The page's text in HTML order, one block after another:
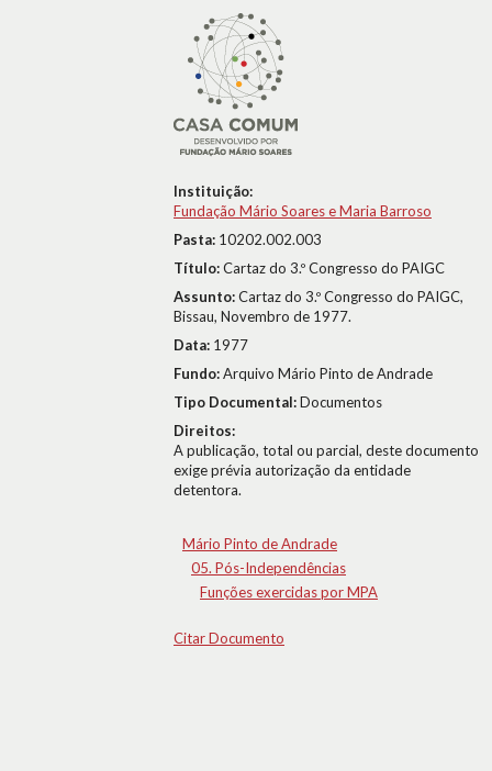
Instituição:
Fundação Mário Soares e Maria Barroso
Pasta: 10202.002.003
Título:Cartaz do 3.º Congresso do PAIGC
Assunto:Cartaz do 3.º Congresso do PAIGC,
Bissau, Novembro de 1977.
Data: 1977
Fundo:Arquivo Mário Pinto de Andrade
Tipo Documental:Documentos
Direitos:
A publicação, total ou parcial, deste documento
exige prévia autorização da entidade
detentora.
Mário Pinto de Andrade
05. Pós-Independências
Funções exercidas por MPA
Citar Documento